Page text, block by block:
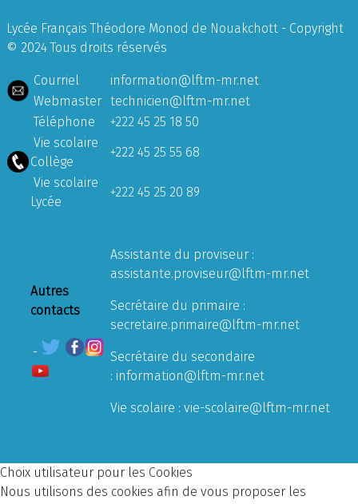
Lycée Français Théodore Monod de Nouakchott - Copyright
© 2024 Tous droits réservés
Courriel
information@lftm-mr.net
Webmaster technicien@lftm-mr.net
Téléphone
+222 45 25 18 50
Vie scolaire
Collège
+222 45 25 55 68
Vie scolaire
Lycée
+222 45 25 20 89
Autres
contacts
Assistante du proviseur :
assistante.proviseur@lftm-mr.net
Secrétaire du primaire :
secretaire.primaire@lftm-mr.net
Secrétaire du secondaire
: information@lftm-mr.net
Vie scolaire : vie-scolaire@lftm-mr.net
Choix utilisateur pour les Cookies
Nous utilisons des cookies afin de vous proposer les